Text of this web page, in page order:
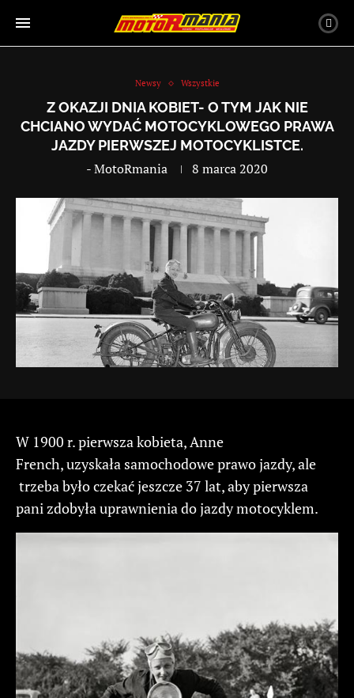
Newsy Wszystkie
Z OKAZJI DNIA KOBIET- O TYM JAK NIE
CHCIANO WYDAĆ MOTOCYKLOWEGO PRAWA
JAZDY PIERWSZEJ MOTOCYKLISTCE.
-MotoRmania 8 marca 2020
W 1900 r. pierwsza kobieta, Anne
French, uzyskała samochodowe prawo jazdy, ale
trzeba było czekać jeszcze 37 lat, aby pierwsza
pani zdobyła uprawnienia do jazdy motocyklem.